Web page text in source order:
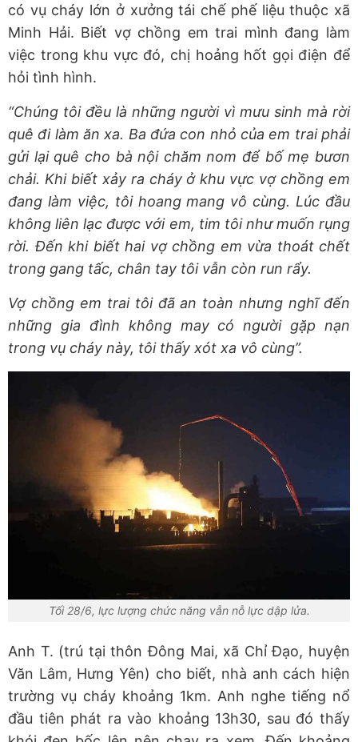
có vụ cháy lớn ở xưởng tái chế phế liệu thuộc xã
Minh Hải. Biết vợ chồng em trai mình đang làm
việc trong khu vực đó, chị hoảng hốt gọi điện để
hỏi tình hình.
“Chúng tôi đều là những người vì mưu sinh mà rời
quê đi làm ăn xa. Ba đứa con nhỏ của em trai phải
gửi lại quê cho bà nội chăm nom để bố mẹ bươn
chải. Khi biết xảy ra cháy ở khu vực vợ chồng em
đang làm việc, tôi hoang mang vô cùng. Lúc đầu
không liên lạc được với em, tim tôi như muốn rụng
rời. Đến khi biết hai vợ chồng em vừa thoát chết
trong gang tấc, chân tay tôi vẫn còn run rẩy.
Vợ chồng em trai tôi đã an toàn nhưng nghĩ đến
những gia đình không may có người gặp nạn
trong vụ cháy này, tôi thấy xót xa vô cùng”.
Tối 28/6, lực lượng chức năng vẫn nỗ lực dập lửa.
Anh T. (trú tại thôn Đông Mai, xã Chỉ Đạo, huyện
Văn Lâm, Hưng Yên) cho biết, nhà anh cách hiện
trường vụ cháy khoảng 1km. Anh nghe tiếng nổ
đầu tiên phát ra vào khoảng 13h30, sau đó thấy